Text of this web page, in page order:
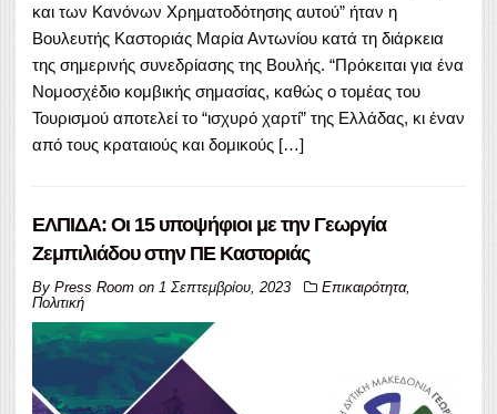
και των Κανόνων Χρηματοδότησης αυτού” ήταν η
Βουλευτής Καστοριάς Μαρία Αντωνίου κατά τη διάρκεια
της σημερινής συνεδρίασης της Βουλής. “Πρόκειται για ένα
Νομοσχέδιο κομβικής σημασίας, καθώς ο τομέας του
Τουρισμού αποτελεί το “ισχυρό χαρτί” της Ελλάδας, κι έναν
από τους κραταιούς και δομικούς […]
ΕΛΠΙΔΑ: Οι 15 υποψήφιοι με την Γεωργία
Ζεμπιλιάδου στην ΠΕ Καστοριάς
By Press Room on 1 Σεπτεμβρίου, 2023 Επικαιρότητα,
Πολιτική